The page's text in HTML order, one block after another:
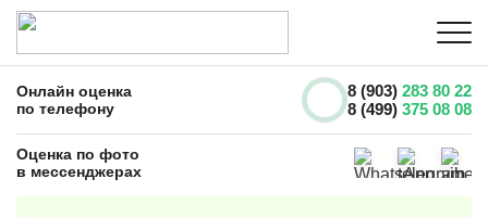
Онлайн оценка
по телефону
8 (903) 283 80 22
8 (499) 375 08 08
Оценка по фото
в мессенджерах